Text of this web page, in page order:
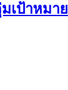
เป้าหมาย